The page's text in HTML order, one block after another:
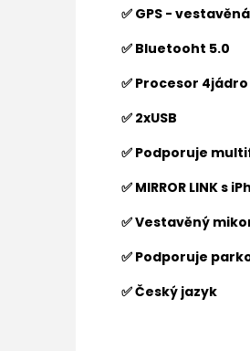
✅ GPS -
✅ Bluetooht 5.0
✅ Procesor 4jádro
✅ 2xUSB
✅ Podporuje
✅ MIRROR LINK
✅ Vestavěný
✅ Podporuje
✅ Český jazyk